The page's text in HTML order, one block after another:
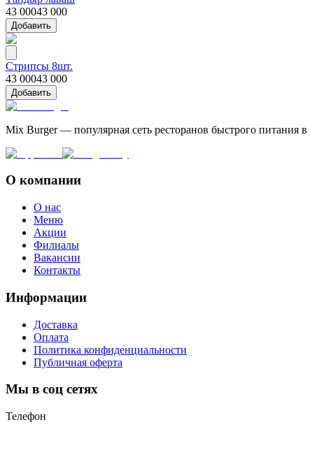
43 00043 000
Добавить
Стрипсы 8шт.
43 00043 000
Добавить
Mix Burger — популярная сеть ресторанов быстрого питания
О компании
О нас
Меню
Акции
Филиалы
Вакансии
Контакты
Информации
Доставка
Оплата
Политика конфиденциальности
Публичная оферта
Мы в соц сетях
Телефон